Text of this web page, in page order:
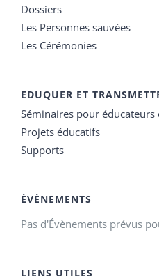
Dossiers
Les Personnes sauvées
Les Cérémonies
EDUQUER ET
Séminaires pour éducateurs
Projets éducatifs
Supports
ÉVÉNEMENTS
Pas d'Évènements prévus
LIENS UTILES